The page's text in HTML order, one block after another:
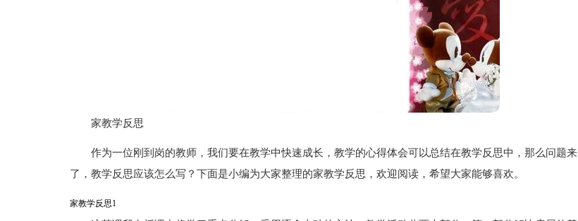
家教学反思
作为一位刚到岗的教师，我们要在教学中快速成长，教学的心得体会可以总结在教学反思中，那么问题来
了，教学反思应该怎么写？下面是小编为大家整理的家教学反思，欢迎阅读，希望大家能够喜欢。
家教学反思1